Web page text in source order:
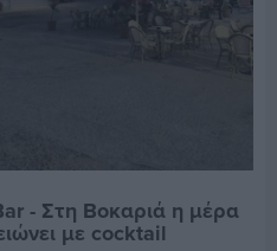
- Στη Βοκαριά η μέρα
με cocktail